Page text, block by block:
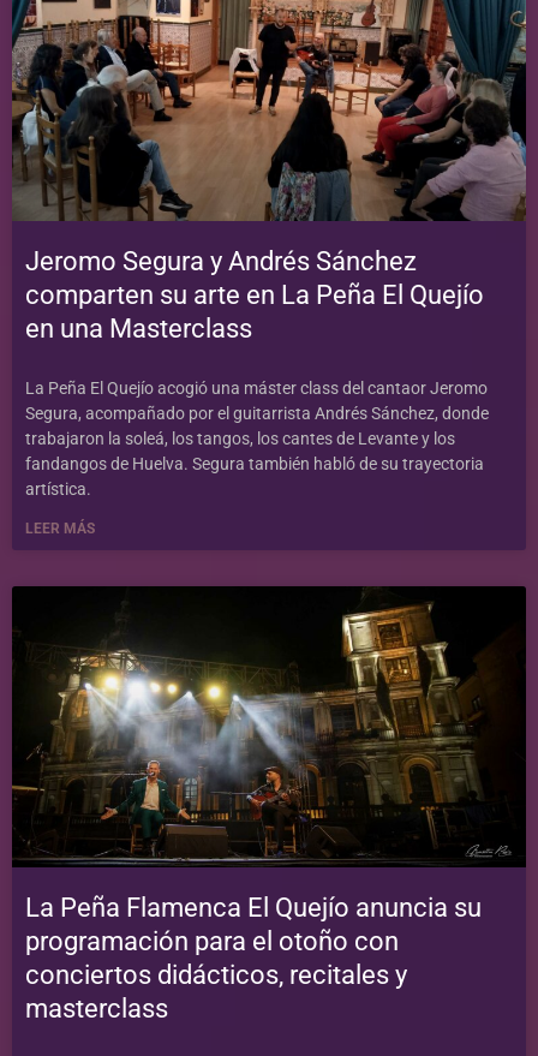
Jeromo Segura y Andrés Sánchez
comparten su arte en La Peña El Quejío
en una Masterclass
La Peña El Quejío acogió una máster class del cantaor Jeromo
Segura, acompañado por el guitarrista Andrés Sánchez, donde
trabajaron la soleá, los tangos, los cantes de Levante y los
fandangos de Huelva. Segura también habló de su trayectoria
artística.
LEER MÁS
La Peña Flamenca El Quejío anuncia su
programación para el otoño con
conciertos didácticos, recitales y
masterclass